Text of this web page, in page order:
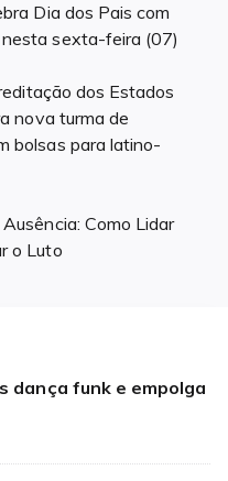
Dia dos Pais com
sexta-feira (07)
dos Estados
nova turma de
bolsas para latino-
Como Lidar
o Luto
dança funk e empolga